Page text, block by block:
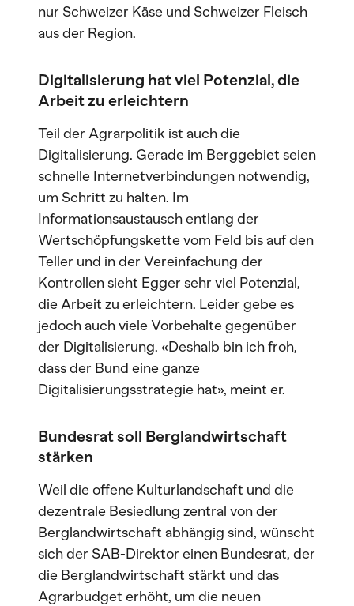
nur Schweizer Käse und Schweizer Fleisch
aus der Region.
Digitalisierung hat viel Potenzial, die
Arbeit zu erleichtern
Teil der Agrarpolitik ist auch die
Digitalisierung. Gerade im Berggebiet seien
schnelle Internetverbindungen notwendig,
um Schritt zu halten. Im
Informationsaustausch entlang der
Wertschöpfungskette vom Feld bis auf den
Teller und in der Vereinfachung der
Kontrollen sieht Egger sehr viel Potenzial,
die Arbeit zu erleichtern. Leider gebe es
jedoch auch viele Vorbehalte gegenüber
der Digitalisierung. «Deshalb bin ich froh,
dass der Bund eine ganze
Digitalisierungsstrategie hat», meint er.
Bundesrat soll Berglandwirtschaft
stärken
Weil die offene Kulturlandschaft und die
dezentrale Besiedlung zentral von der
Berglandwirtschaft abhängig sind, wünscht
sich der SAB-Direktor einen Bundesrat, der
die Berglandwirtschaft stärkt und das
Agrarbudget erhöht, um die neuen